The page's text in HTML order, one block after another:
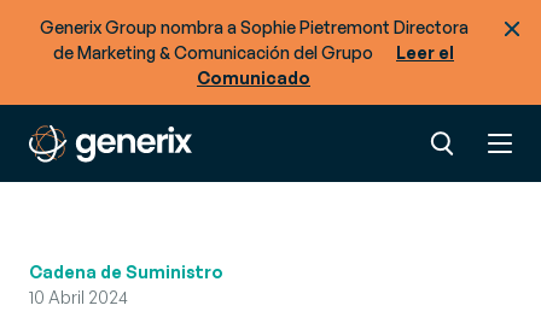
Generix Group nombra a Sophie Pietremont Directora
de Marketing & Comunicación del Grupo
Leer el
Comunicado
Cadena de Suministro
10 Abril 2024